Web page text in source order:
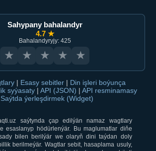
Sahypany bahalandyr
4.7 ★
Bahalandyryjy: 425
★ ★ ★ ★ ★
| Esasy sebitler | Din işleri boýunça
syýasaty | API (JSON) | API resminamasy
Saýtda ýerleşdirmek (Widget)
saýtynda çap edilýän namaz wagtlary
esaslanyp hödürlenýär. Bu maglumatlar diňe
bilen berilýär we olaryň dini taýdan doly
berilmeýär. Wagtlar sebit, hasaplama usuly,